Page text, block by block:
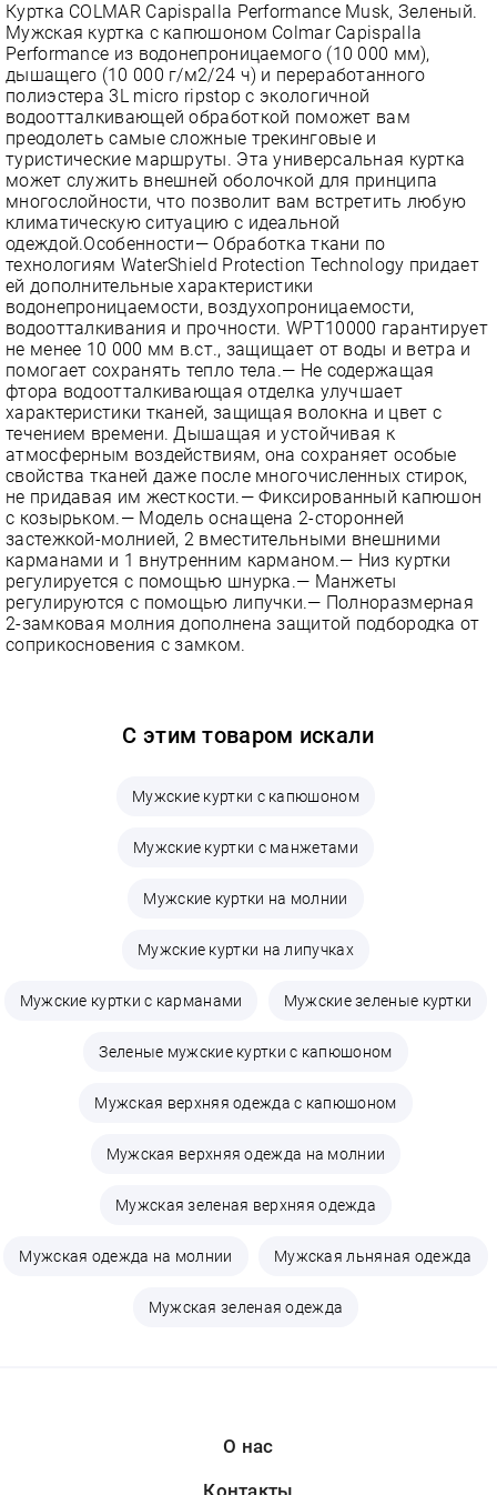
Куртка COLMAR Capispalla Performance Musk, Зеленый.
Мужская куртка с капюшоном Colmar Capispalla
Performance из водонепроницаемого (10 000 мм),
дышащего (10 000 г/м2/24 ч) и переработанного
полиэстера 3L micro ripstop с экологичной
водоотталкивающей обработкой поможет вам
преодолеть самые сложные трекинговые и
туристические маршруты. Эта универсальная куртка
может служить внешней оболочкой для принципа
многослойности, что позволит вам встретить любую
климатическую ситуацию с идеальной
одеждой.Особенности— Обработка ткани по
технологиям WaterShield Protection Technology придает
ей дополнительные характеристики
водонепроницаемости, воздухопроницаемости,
водоотталкивания и прочности. WPT10000 гарантирует
не менее 10 000 мм в.ст., защищает от воды и ветра и
помогает сохранять тепло тела.— Не содержащая
фтора водоотталкивающая отделка улучшает
характеристики тканей, защищая волокна и цвет с
течением времени. Дышащая и устойчивая к
атмосферным воздействиям, она сохраняет особые
свойства тканей даже после многочисленных стирок,
не придавая им жесткости.— Фиксированный капюшон
с козырьком.— Модель оснащена 2-сторонней
застежкой-молнией, 2 вместительными внешними
карманами и 1 внутренним карманом.— Низ куртки
регулируется с помощью шнурка.— Манжеты
регулируются с помощью липучки.— Полноразмерная
2-замковая молния дополнена защитой подбородка от
соприкосновения с замком.
С этим товаром искали
Мужские куртки с капюшоном
Мужские куртки с манжетами
Мужские куртки на молнии
Мужские куртки на липучках
Мужские куртки с карманами Мужские зеленые куртки
Зеленые мужские куртки с капюшоном
Мужская верхняя одежда с капюшоном
Мужская верхняя одежда на молнии
Мужская зеленая верхняя одежда
Мужская одежда на молнии Мужская льняная одежда
Мужская зеленая одежда
О нас